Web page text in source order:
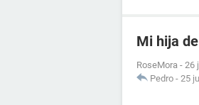
Mi hija
RoseMora - 26
Pedro - 25